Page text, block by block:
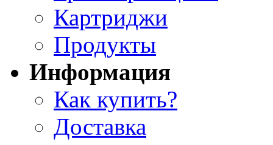
Картриджи
Продукты
Информация
Как купить?
Доставка